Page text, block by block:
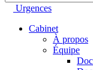
Urgences
Cabinet
À propos
Équipe